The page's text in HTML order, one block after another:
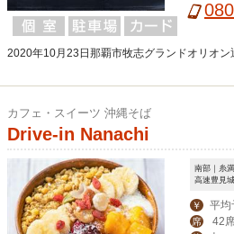
2020年10月23日那覇市牧志グランドオリオン
カフェ・スイーツ 沖縄そば
Drive-in Nanachi
南部｜糸
高速豊見
￥ 平均
席 42